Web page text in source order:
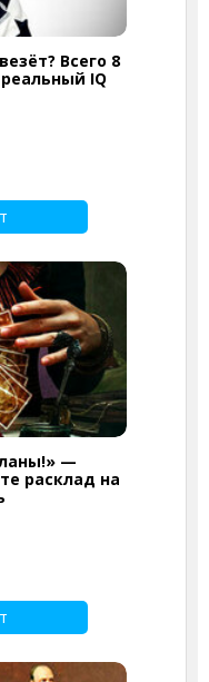
Всего 8
IQ
—
расклад на